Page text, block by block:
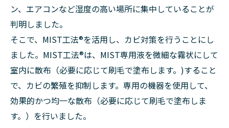
ン、エアコンなど湿度の高い場所に集中していることが
判明しました。
そこで、MIST工法®︎を活用し、カビ対策を行うことにし
ました。MIST工法®︎は、MIST専用液を微細な霧状にして
室内に散布（必要に応じて刷毛で塗布します。)すること
で、カビの繁殖を抑制します。専用の機器を使用して、
効果的かつ均一な散布（必要に応じて刷毛で塗布しま
す。）を行いました。